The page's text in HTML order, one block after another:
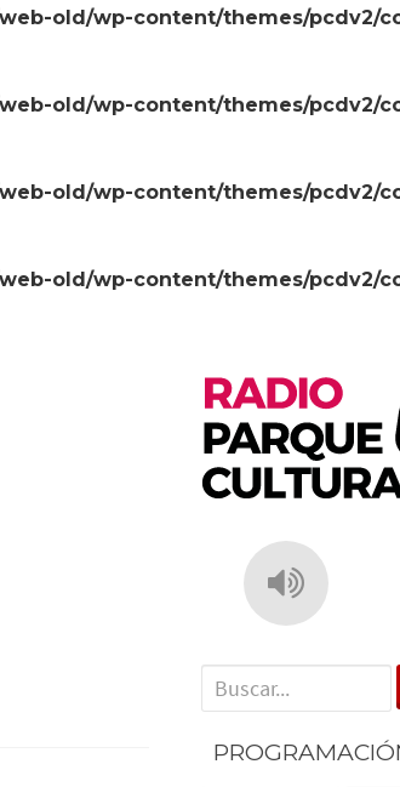
old/wp-content/themes/pcdv2/
old/wp-content/themes/pcdv2/
old/wp-content/themes/pcdv2/
old/wp-content/themes/pcdv2/
' . __('Search for:') . '